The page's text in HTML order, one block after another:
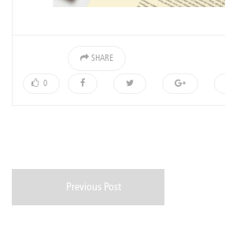
0
SHARE
Previous Post